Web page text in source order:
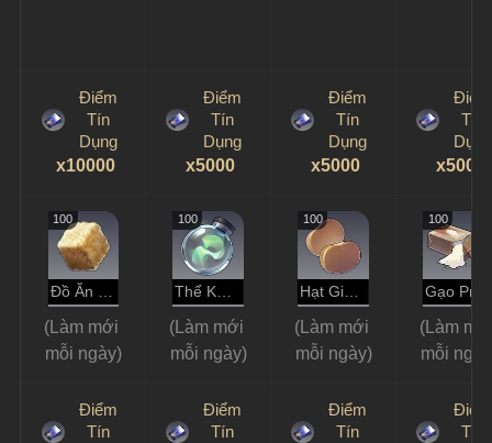
Điểm
Tín
Dụng
x10000
Điểm
Tín
Dụng
x5000
Điểm
Tín
Dụng
x5000
Điểm
Tín
Dụng
x5000
100
(Làm mới
mỗi ngày)
100
(Làm mới
mỗi ngày)
100
(Làm mới
mỗi ngày)
100
(Làm
mỗi
Điểm
Tín
Điểm
Tín
Điểm
Tín
Điểm
Tín